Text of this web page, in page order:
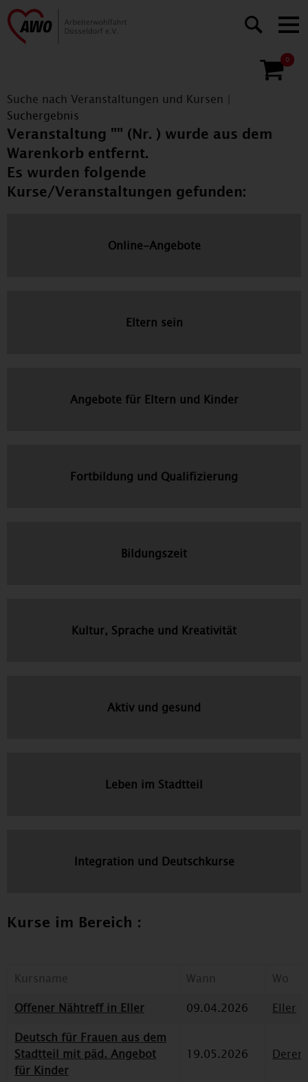
0
Suche nach Veranstaltungen und Kursen
Suchergebnis
Veranstaltung "" (Nr. ) wurde aus dem
Warenkorb entfernt.
Es wurden folgende
Kurse/Veranstaltungen gefunden:
Online-Angebote
Eltern sein
Angebote für Eltern und Kinder
Fortbildung und Qualifizierung
Bildungszeit
Kultur, Sprache und Kreativität
Aktiv und gesund
Leben im Stadtteil
Integration und Deutschkurse
Kurse im Bereich :
Kursname Wann
Wo
Offener Nähtreff in Eller
09.04.2026
Eller
Deutsch für Frauen aus dem
Stadtteil mit päd. Angebot
für Kinder
19.05.2026